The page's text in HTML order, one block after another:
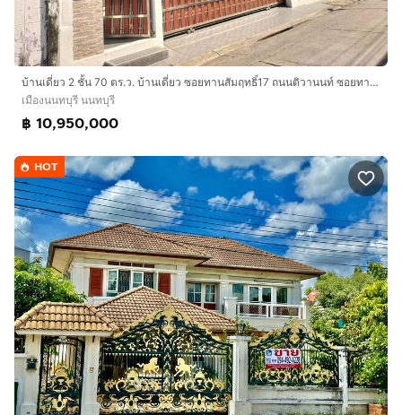
บ้านเดี่ยว 2 ชั้น 70 ตร.ว. บ้านเดี่ยว ซอยทานสัมฤทธิ์17 ถนนติวานนท์ ซอยทานสัมฤทธิ์17 เมืองนนทบุรี นนทบุรี
เมืองนนทบุรี นนทบุรี
฿ 10,950,000
HOT